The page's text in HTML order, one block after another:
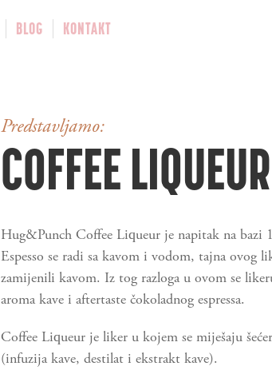
BLOG KONTAKT
Predstavljamo:
COFFEE LIQUEUR
Hug&Punch Coffee Liqueur je napitak na bazi
Espesso se radi sa kavom i vodom, tajna ovog
zamijenili kavom. Iz tog razloga u ovom se
aroma kave i aftertaste čokoladnog espressa.
Coffee Liqueur je liker u kojem se miješaju
(infuzija kave, destilat i ekstrakt kave).